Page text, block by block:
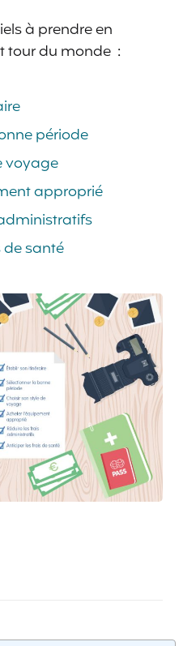
à prendre en
tour du monde :
période
voyage
approprié
de santé